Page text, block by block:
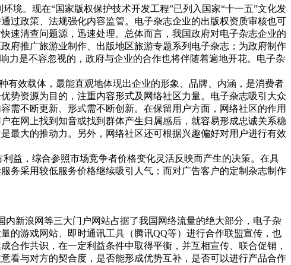
。现在“国家版权保护技术开发工程”已列入国家“十一五”文化发
过政策、法规强化内容监管。电子杂志企业的出版权资质审核也可
速清查问题源，迅速处理。总体而言，我国政府对电子杂志企业的
府推广旅游业制作、出版地区旅游专题系列电子杂志；为政府制作
力是不容忽视的，政府与企业的合作也将伴随着遍地开花。电子杂
效载体，最能直观地体现出企业的形象、品牌、内涵，是消费者
势资源为目的，注重内容形式及网络社区力量。电子杂志吸引大众
需不断更新、形式需不断创新。在保留用户方面，网络社区的作用
在网上找到知音或找到群体产生归属感后，就容易形成忠诚关系稳
最大的推动力。另外，网络社区还可根据兴趣偏好对用户进行有效
益，综合参照市场竞争者价格变化灵活反映而产生的决策。在具
务采用较低服务价格继续吸引人气；而对广告客户的定制杂志制作
新浪网等三大门户网站占据了我国网络流量的绝大部分，电子杂
的游戏网站、即时通讯工具（腾讯QQ等）进行合作联盟宣传，也
作共识，在一定利益条件中取得平衡，并互相宣传、联合促销，
看与对方的契合度，是否能形成优势互补，是否可以进行产品合作